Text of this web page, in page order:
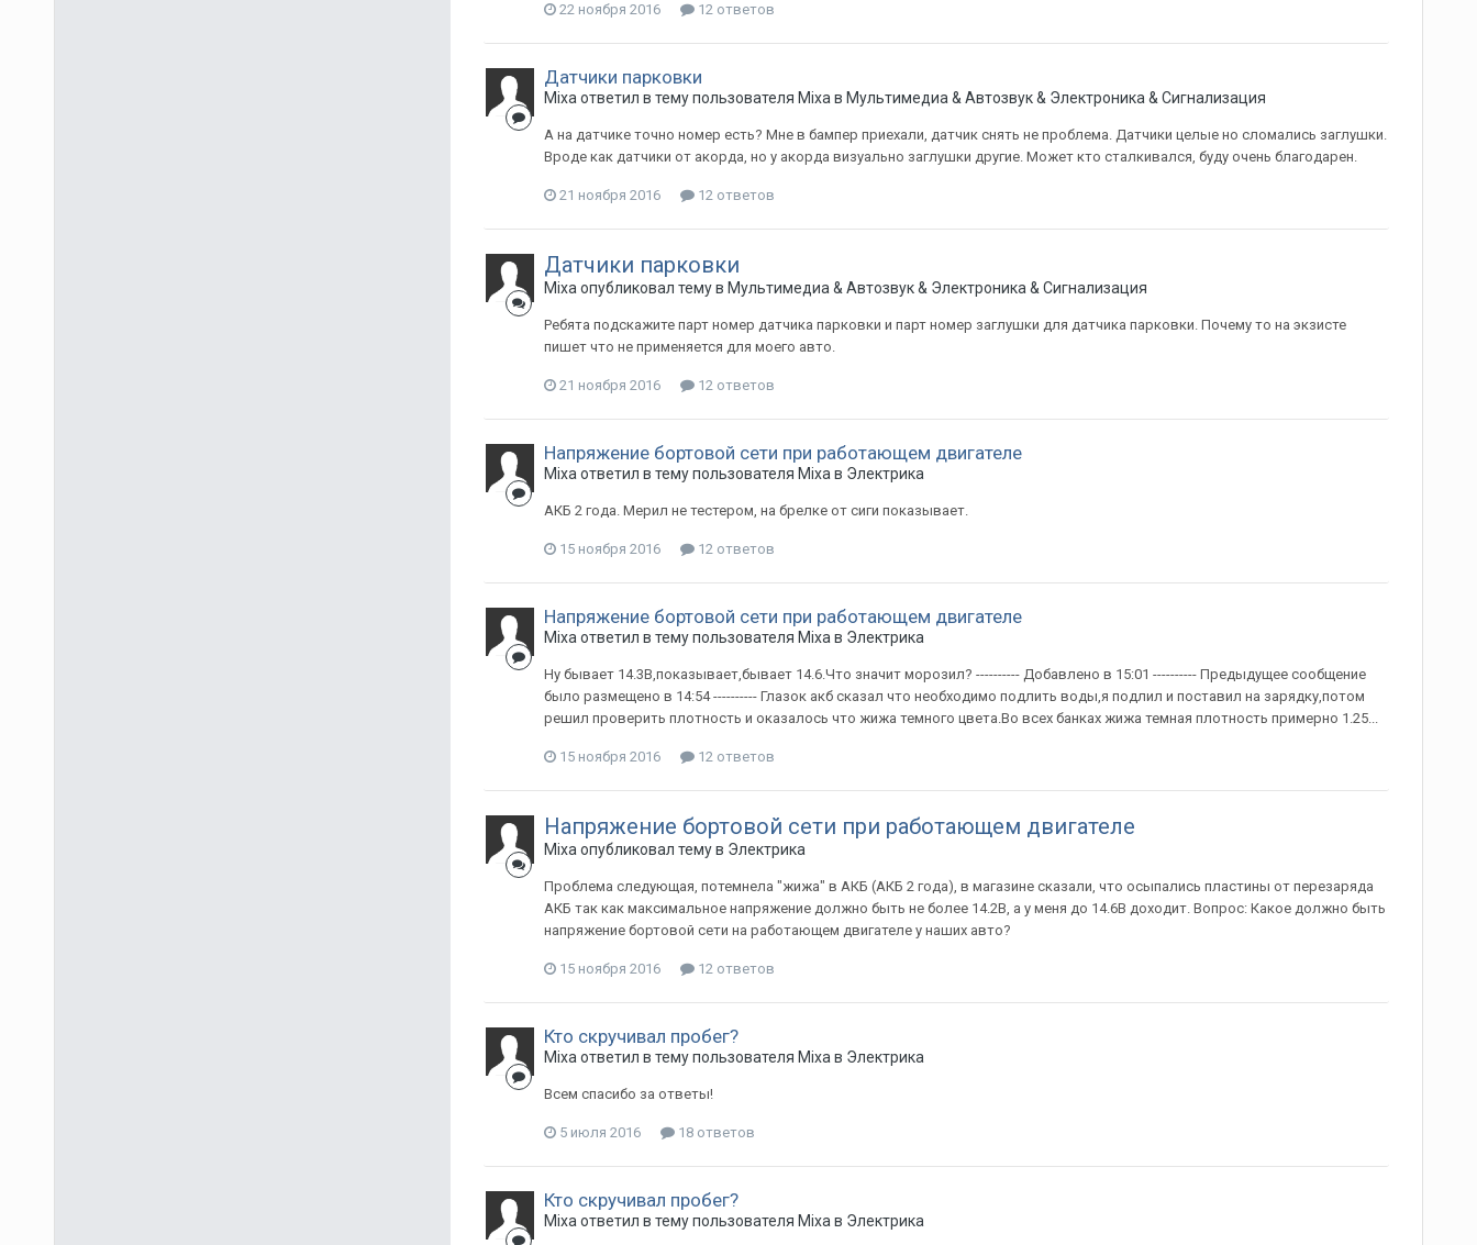
22 ноября 2016 12 ответов
Датчики парковки
Mixa ответил в тему пользователя Mixa в Мультимедиа & Автозвук & Электроника & Сигнализация
А на датчике точно номер есть? Мне в бампер приехали, датчик снять не проблема. Датчики целые но сломались заглушки.
Вроде как датчики от акорда, но у акорда визуально заглушки другие. Может кто сталкивался, буду очень благодарен.
21 ноября 2016 12 ответов
Датчики парковки
Mixa опубликовал тему в Мультимедиа & Автозвук & Электроника & Сигнализация
Ребята подскажите парт номер датчика парковки и парт номер заглушки для датчика парковки. Почему то на экзисте
пишет что не применяется для моего авто.
21 ноября 2016 12 ответов
Напряжение бортовой сети при работающем двигателе
Mixa ответил в тему пользователя Mixa в Электрика
АКБ 2 года. Мерил не тестером, на брелке от сиги показывает.
15 ноября 2016 12 ответов
Напряжение бортовой сети при работающем двигателе
Mixa ответил в тему пользователя Mixa в Электрика
Ну бывает 14.3В,показывает,бывает 14.6.Что значит морозил? ---------- Добавлено в 15:01 ---------- Предыдущее сообщение
было размещено в 14:54 ---------- Глазок акб сказал что необходимо подлить воды,я подлил и поставил на зарядку,потом
решил проверить плотность и оказалось что жижа темного цвета.Во всех банках жижа темная плотность примерно 1.25...
15 ноября 2016 12 ответов
Напряжение бортовой сети при работающем двигателе
Mixa опубликовал тему в Электрика
Проблема следующая, потемнела "жижа" в АКБ (АКБ 2 года), в магазине сказали, что осыпались пластины от перезаряда
АКБ так как максимальное напряжение должно быть не более 14.2В, а у меня до 14.6В доходит. Вопрос: Какое должно быть
напряжение бортовой сети на работающем двигателе у наших авто?
15 ноября 2016 12 ответов
Кто скручивал пробег?
Mixa ответил в тему пользователя Mixa в Электрика
Всем спасибо за ответы!
5 июля 2016 18 ответов
Кто скручивал пробег?
Mixa ответил в тему пользователя Mixa в Электрика